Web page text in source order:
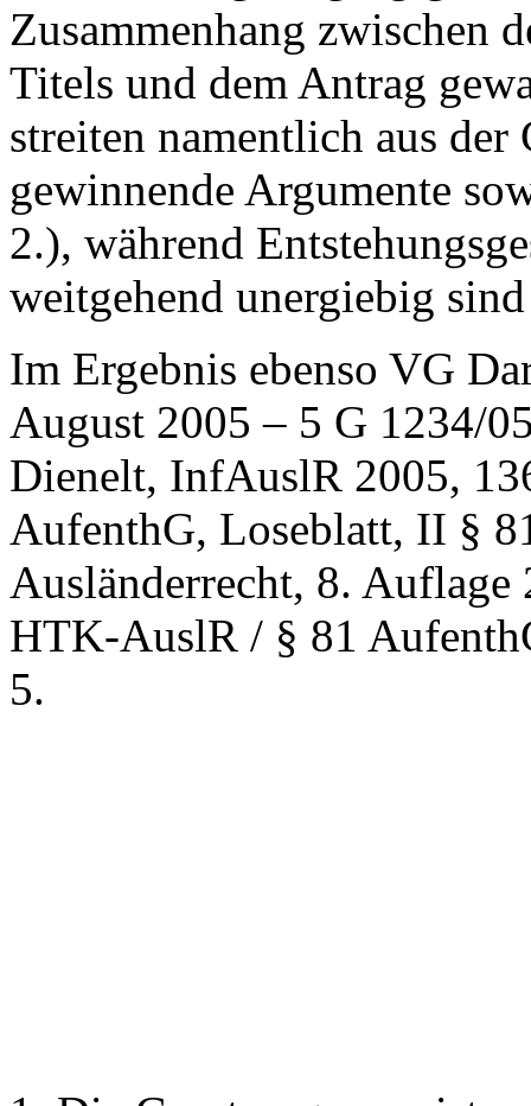
Zusammenhang zwischen
Titels und dem Antrag
streiten namentlich aus der
gewinnende Argumente
2.), während
weitgehend unergiebig
Im Ergebnis ebenso VG
August 2005 – 5 G 1234/
Dienelt, InfAuslR 2005,
AufenthG, Loseblatt, II §
Ausländerrecht, 8.
HTK-AuslR / § 81
5.